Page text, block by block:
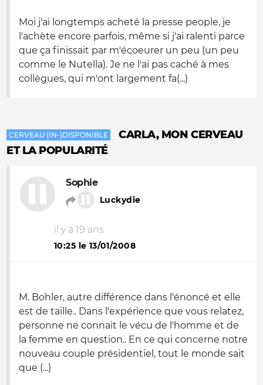
Moi j'ai longtemps acheté la presse people, je
l'achète encore parfois, même si j'ai ralenti parce
que ça finissait par m'écoeurer un peu (un peu
comme le Nutella). Je ne l'ai pas caché à mes
collègues, qui m'ont largement fa(...)
CERVEAU (IN-)DISPONIBLE
CARLA, MON CERVEAU
ET LA POPULARITÉ
Sophie
Luckydie
il y a 19 ans
10:25 le 13/01/2008
M. Bohler, autre différence dans l'énoncé et elle
est de taille.. Dans l'expérience que vous relatez,
personne ne connait le vécu de l'homme et de
la femme en question.. En ce qui concerne notre
nouveau couple présidentiel, tout le monde sait
que (...)